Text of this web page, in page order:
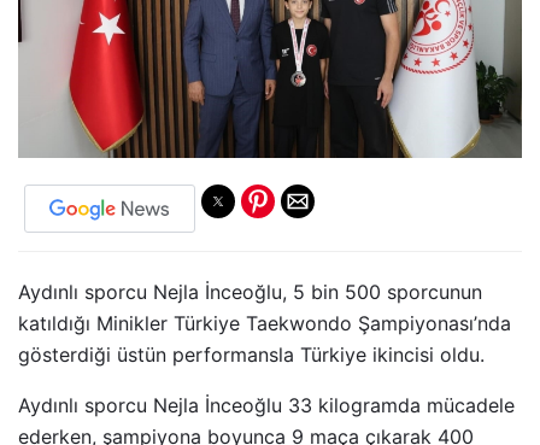
Aydınlı sporcu Nejla İnceoğlu, 5 bin 500 sporcunun
katıldığı Minikler Türkiye Taekwondo Şampiyonası’nda
gösterdiği üstün performansla Türkiye ikincisi oldu.
Aydınlı sporcu Nejla İnceoğlu 33 kilogramda mücadele
ederken, şampiyona boyunca 9 maça çıkarak 400